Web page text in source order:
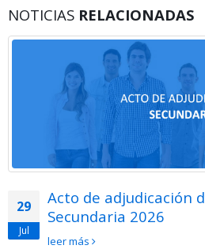
NOTICIAS RELACIONADAS
29
Jul
Acto de adjudicación
Secundaria 2026
leer más